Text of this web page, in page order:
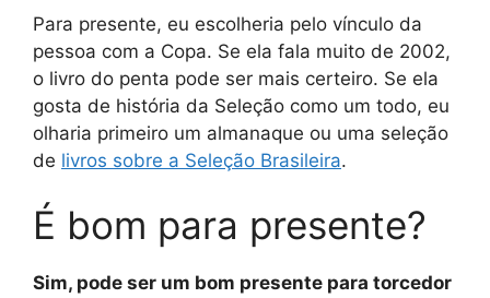
Para presente, eu escolheria pelo vínculo da
pessoa com a Copa. Se ela fala muito de 2002,
o livro do penta pode ser mais certeiro. Se ela
gosta de história da Seleção como um todo, eu
olharia primeiro um almanaque ou uma seleção
de livros sobre a Seleção Brasileira.
É bom para presente?
Sim, pode ser um bom presente para torcedor